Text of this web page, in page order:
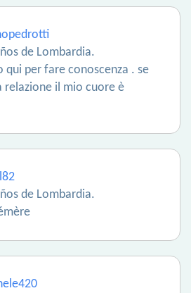
de Lombardia.
qui per fare conoscenza . se
relazione il mio cuore è
de Lombardia.